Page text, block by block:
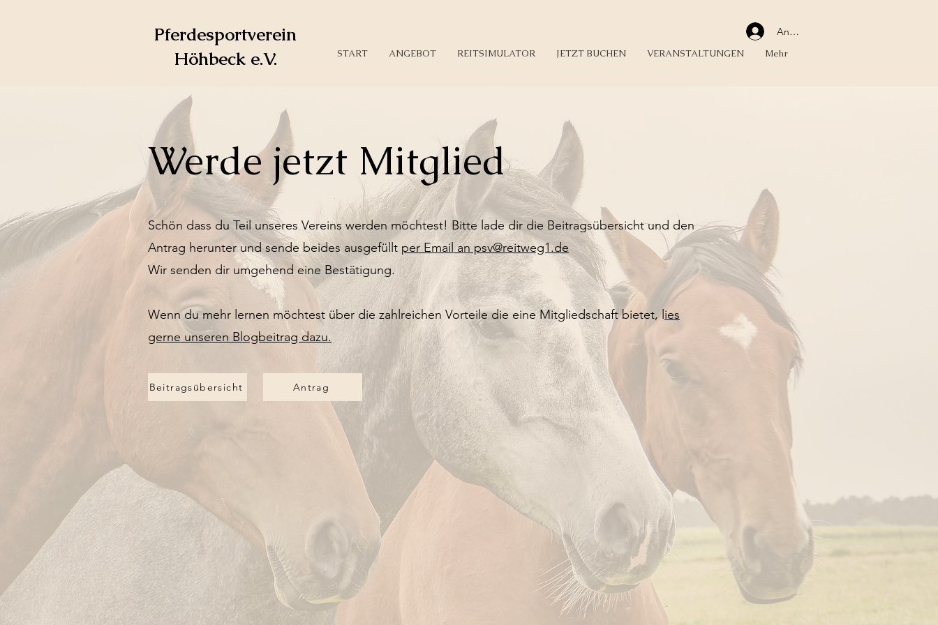
Pferdesportverein
Höhbeck e.V.
START ANGEBOT REITSIMULATOR JETZT BUCHEN VERANSTALTUNGEN Mehr
Anmelden
Werde jetzt Mitglied
Schön dass du Teil unseres Vereins werden möchtest! Bitte lade dir die Beitragsübersicht und den
Antrag herunter und sende beides ausgefüllt per Email an psv@reitweg1.de
Wir senden dir umgehend eine Bestätigung.
Wenn du mehr lernen möchtest über die zahlreichen Vorteile die eine Mitgliedschaft bietet, lies
gerne unseren Blogbeitrag dazu.
Beitragsübersicht Antrag